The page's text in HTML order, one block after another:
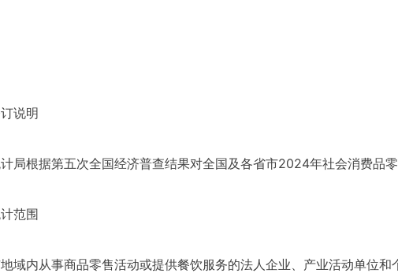
说明
局根据第五次全国经济普查结果对全国及各省市2024年社会消费品
范围
域内从事商品零售活动或提供餐饮服务的法人企业、产业活动单位和